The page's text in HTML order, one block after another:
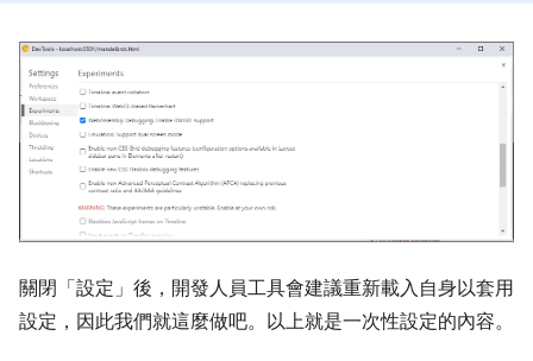
關閉「設定」 後，開發人員工具會建議重新載入自身以套用
設定，因此我們就這麼做吧。以上就是一次性設定的內容。